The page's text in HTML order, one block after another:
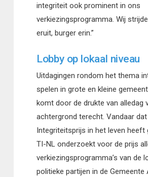
integriteit ook prominent in ons
verkiezingsprogramma. Wij
eruit, burger erin.”
Lobby op lokaal niveau
Uitdagingen rondom het thema
spelen in grote en kleine
komt door de drukte van alledag
achtergrond terecht. Vandaar
Integriteitsprijs in het leven heeft
TI-NL onderzoekt voor de prijs
verkiezingsprogramma’s van de
politieke partijen in de Gemeente